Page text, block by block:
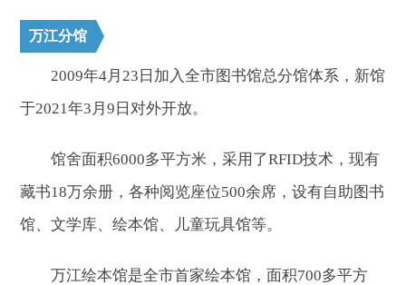
万江分馆
2009年4月23日加入全市图书馆总分馆体系，新馆
于2021年3月9日对外开放。
馆舍面积6000多平方米，采用了RFID技术，现有
藏书18万余册，各种阅览座位500余席，设有自助图书
馆、文学库、绘本馆、儿童玩具馆等。
万江绘本馆是全市首家绘本馆，面积700多平方